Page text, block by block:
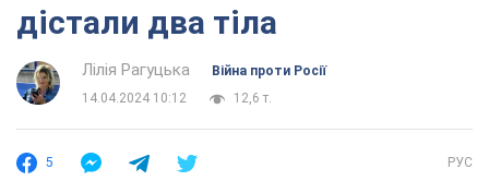
дістали два тіла
Лілія Рагуцька
Війна проти Росії
14.04.2024 10:12
12,6 т.
5 РУС